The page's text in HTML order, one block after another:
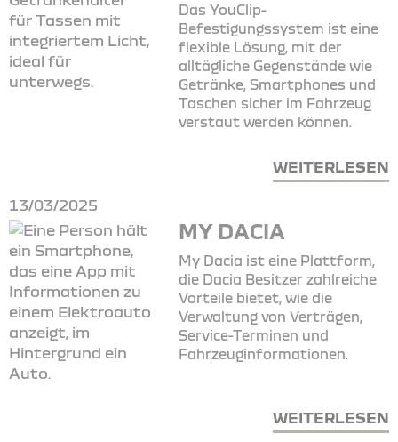
Das YouClip-
Befestigungssystem ist eine
flexible Lösung, mit der
alltägliche Gegenstände wie
Getränke, Smartphones und
Taschen sicher im Fahrzeug
verstaut werden können.
WEITERLESEN
13/03/2025
MY DACIA
My Dacia ist eine Plattform,
die Dacia Besitzer zahlreiche
Vorteile bietet, wie die
Verwaltung von Verträgen,
Service-Terminen und
Fahrzeuginformationen.
WEITERLESEN